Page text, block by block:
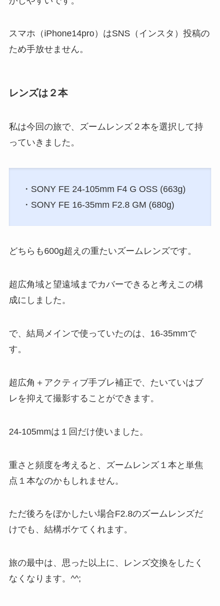
スマホ（iPhone14pro）はSNS（インスタ）投稿の
ため手放せません。
レンズは２本
私は今回の旅で、ズームレンズ２本を選択して持
っていきました。
・SONY FE 24-105mm F4 G OSS (663g)
・SONY FE 16-35mm F2.8 GM (680g)
どちらも600g超えの重たいズームレンズです。
超広角域と望遠域までカバーできると考えこの構
成にしました。
で、結局メインで使っていたのは、16-35mmで
す。
超広角＋アクティブ手ブレ補正で、たいていはブ
レを抑えて撮影することができます。
24-105mmは１回だけ使いました。
重さと頻度を考えると、ズームレンズ１本と単焦
点１本なのかもしれません。
ただ後ろをぼかしたい場合F2.8のズームレンズだ
けでも、結構ボケてくれます。
旅の最中は、思った以上に、レンズ交換をしたく
なくなります。^^;